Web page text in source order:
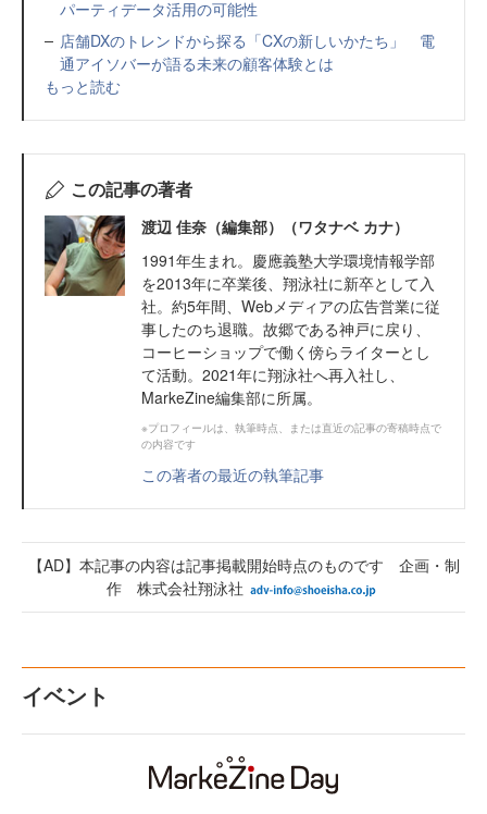
パーティデータ活用の可能性
店舗DXのトレンドから探る「CXの新しいかたち」 電
通アイソバーが語る未来の顧客体験とは
もっと読む
この記事の著者
渡辺 佳奈（編集部）（ワタナベ カナ）
1991年生まれ。慶應義塾大学環境情報学部
を2013年に卒業後、翔泳社に新卒として入
社。約5年間、Webメディアの広告営業に従
事したのち退職。故郷である神戸に戻り、
コーヒーショップで働く傍らライターとし
て活動。2021年に翔泳社へ再入社し、
MarkeZine編集部に所属。
※プロフィールは、執筆時点、または直近の記事の寄稿時点で
の内容です
この著者の最近の執筆記事
【AD】本記事の内容は記事掲載開始時点のものです 企画・制
作 株式会社翔泳社
イベント